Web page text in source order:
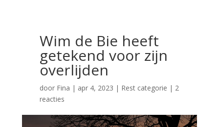
Wim de Bie heeft
getekend voor zijn
overlijden
door Fina | apr 4, 2023 | Rest categorie | 2
reacties